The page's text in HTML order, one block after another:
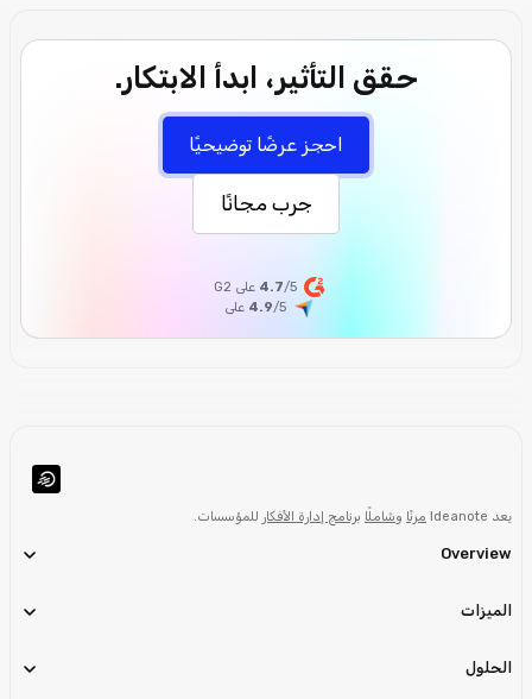
حقق التأثير، ابدأ الابتكار.
احجز عرضًا توضيحيًا
جرب مجانًا
4.7/5 على G2
4.9/5 على
يعد Ideanote مرنًا وشاملًا برنامج إدارة الأفكار للمؤسسات.
Overview
الميزات
الحلول